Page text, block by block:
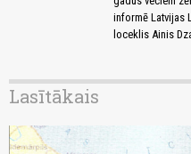
informē Latvijas
loceklis Ainis
Lasītākais